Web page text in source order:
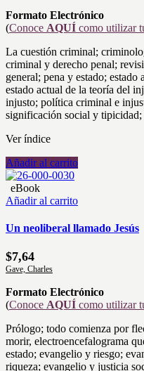
Formato Electrónico
(Conoce AQUÍ como utilizar
La cuestión criminal;
criminal y derecho penal;
general; pena y estado; estado
estado actual de la teoría del
injusto; política criminal e
significación social y
Ver índice
Añadir al carrito
eBook
Añadir al carrito
Un neoliberal llamado Jesús
$7,64
Gave, Charles
Formato Electrónico
(Conoce AQUÍ como utilizar
Prólogo; todo comienza por
morir, electroencefalograma
estado; evangelio y riesgo;
riqueza; evangelio y justicia